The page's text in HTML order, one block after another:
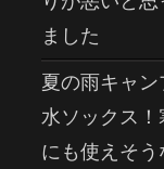
ました
夏の雨キャ
水ソックス
にも使えそ